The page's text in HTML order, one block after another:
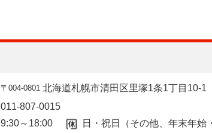
〒004-0801 北海道札幌市清田区里塚1条1丁目10-1
011-807-0015
9:30～18:00
日・祝日（その他、年末年始